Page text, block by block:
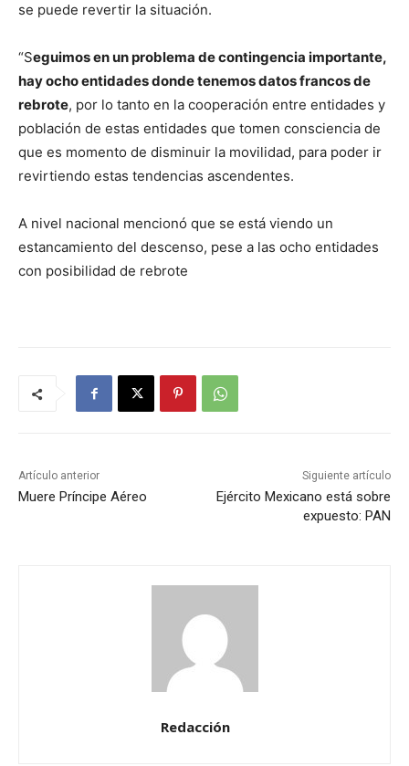
se puede revertir la situación.
“Seguimos en un problema de contingencia importante,
hay ocho entidades donde tenemos datos francos de
rebrote, por lo tanto en la cooperación entre entidades y
población de estas entidades que tomen consciencia de
que es momento de disminuir la movilidad, para poder ir
revirtiendo estas tendencias ascendentes.
A nivel nacional mencionó que se está viendo un
estancamiento del descenso, pese a las ocho entidades
con posibilidad de rebrote
Artículo anterior
Muere Príncipe Aéreo
Siguiente artículo
Ejército Mexicano está sobre
expuesto: PAN
Redacción